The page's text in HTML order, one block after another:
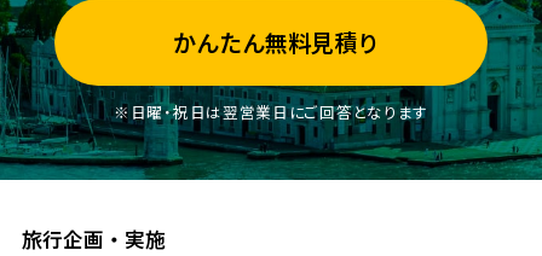
かんたん無料見積り
※日曜・祝日は翌営業日にご回答となります
旅行企画・実施